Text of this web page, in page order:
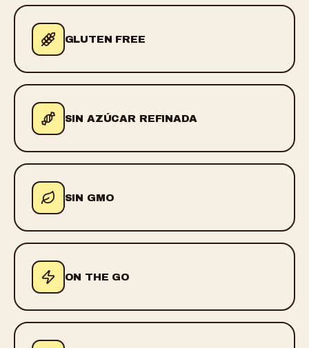
GLUTEN FREE
SIN AZÚCAR REFINADA
SIN GMO
ON THE GO